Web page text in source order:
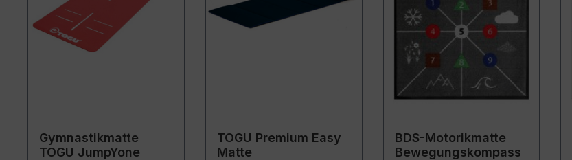
Gymnastikmatte
TOGU JumpYone
TOGU Premium Easy
Matte
BDS-Motorikmatte
Bewegungskompass